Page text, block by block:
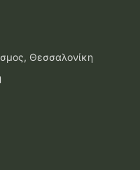
Θεσσαλονίκη